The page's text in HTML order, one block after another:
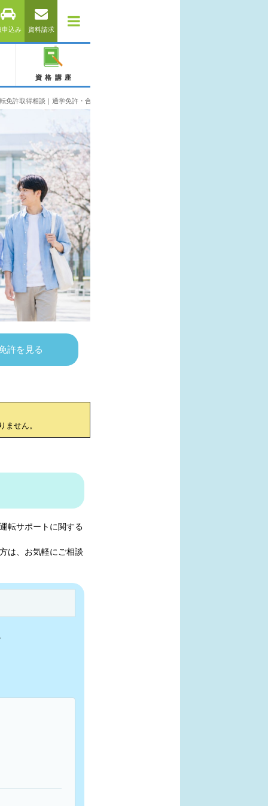
申込み 資料請求
資格講座
免許取得相談｜通学免許・合宿免許
許を見る
せん。
転サポートに関する
は、お気軽にご相談